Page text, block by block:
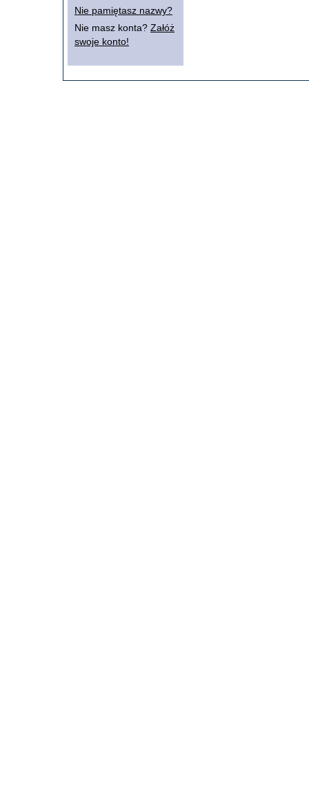
Nie pamiętasz nazwy?
Nie masz konta? Załóż
swoje konto!